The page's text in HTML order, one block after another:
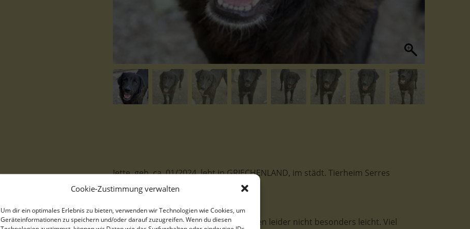
Cookie-Zustimmung verwalten
Um dir ein optimales Erlebnis zu bieten, verwenden wir Technologien wie Cookies, um
Geräteinformationen zu speichern und/oder darauf zuzugreifen. Wenn du diesen
Jette, geb. ca. 01/2024, lebt in GRIECHENLAND, im städt. Tierheim Serres
Jette hatte es in ihrem bisherigen Leben leider nicht besonders leicht. Viel